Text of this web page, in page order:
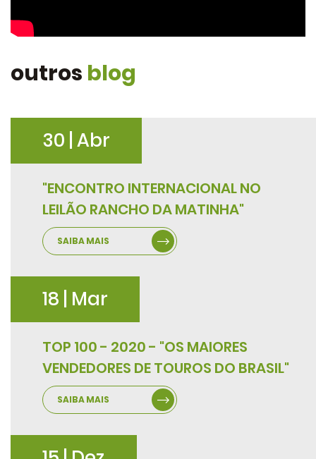
outros blog
30 | Abr
"ENCONTRO INTERNACIONAL NO
LEILÃO RANCHO DA MATINHA"
SAIBA MAIS
18 | Mar
TOP 100 - 2020 - "OS MAIORES
VENDEDORES DE TOUROS DO BRASIL"
SAIBA MAIS